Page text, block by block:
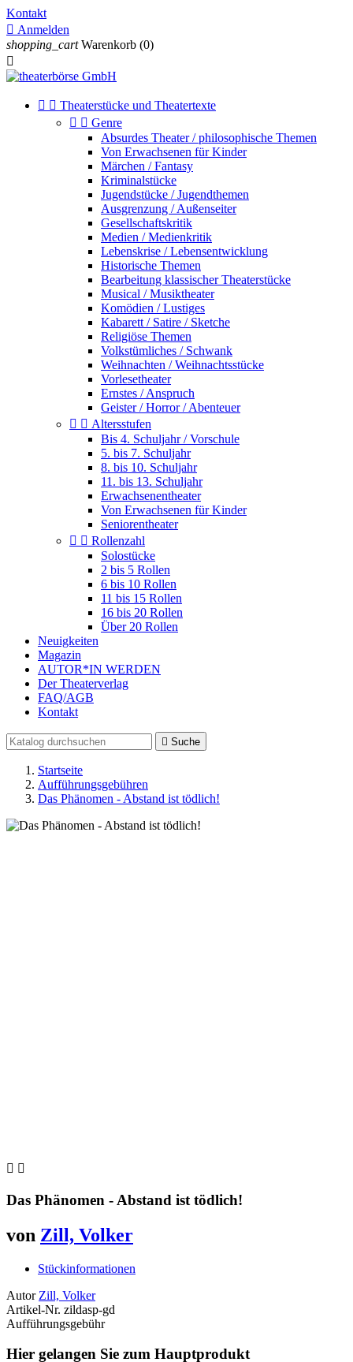
Kontakt
 Anmelden
shopping_cart Warenkorb (0)

  Theaterstücke und Theatertexte
  Genre
Absurdes Theater / philosophische Themen
Von Erwachsenen für Kinder
Märchen / Fantasy
Kriminalstücke
Jugendstücke / Jugendthemen
Ausgrenzung / Außenseiter
Gesellschaftskritik
Medien / Medienkritik
Lebenskrise / Lebensentwicklung
Historische Themen
Bearbeitung klassischer Theaterstücke
Musical / Musiktheater
Komödien / Lustiges
Kabarett / Satire / Sketche
Religiöse Themen
Volkstümliches / Schwank
Weihnachten / Weihnachtsstücke
Vorlesetheater
Ernstes / Anspruch
Geister / Horror / Abenteuer
  Altersstufen
Bis 4. Schuljahr / Vorschule
5. bis 7. Schuljahr
8. bis 10. Schuljahr
11. bis 13. Schuljahr
Erwachsenentheater
Von Erwachsenen für Kinder
Seniorentheater
  Rollenzahl
Solostücke
2 bis 5 Rollen
6 bis 10 Rollen
11 bis 15 Rollen
16 bis 20 Rollen
Über 20 Rollen
Neuigkeiten
Magazin
AUTOR*IN WERDEN
Der Theaterverlag
FAQ/AGB
Kontakt
 Suche
Startseite
Aufführungsgebühren
Das Phänomen - Abstand ist tödlich!
 
Das Phänomen - Abstand ist tödlich!
von Zill, Volker
Stückinformationen
Autor Zill, Volker
Artikel-Nr. zildasp-gd
Aufführungsgebühr
Hier gelangen Sie zum Hauptprodukt